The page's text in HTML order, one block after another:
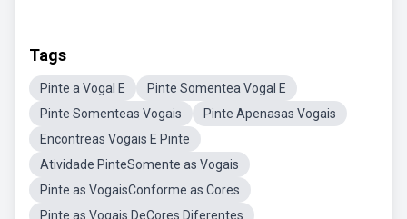
Tags
Pinte a Vogal E
Pinte Somentea Vogal E
Pinte Somenteas Vogais
Pinte Apenasas Vogais
Encontreas Vogais E Pinte
Atividade PinteSomente as Vogais
Pinte as VogaisConforme as Cores
Pinte as Vogais DeCores Diferentes